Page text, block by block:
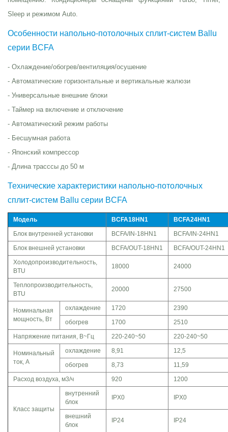
Sleep и режимом Auto.
Особенности напольно-потолочных сплит-систем Ballu
серии BCFA
- Охлаждение/обогрев/вентиляция/осушение
- Автоматические горизонтальные и вертикальные жалюзи
- Универсальные внешние блоки
- Таймер на включение и отключение
- Автоматический режим работы
- Бесшумная работа
- Японский компрессор
- Длина трасссы до 50 м
Технические характеристики напольно-потолочных
сплит-систем Ballu серии BCFA
Модель BCFA­18HN1
BCFA­24HN1
Блок внутренней установки
BCFA/IN­-18HN1
BCFA/IN­-24HN1
Блок внешней установки
BCFA/OUT­-18HN1
BCFA/OUT­-24HN1
Холодопроизводительность,
BTU
18000 24000
Теплопроизводительность,
BTU
20000 27500
Номинальная
мощность, Вт
охлаждение 1720
2390
обогрев
1700
2510
Напряжение питания, В~Гц
220-­240~50 220-­240~50
Номинальный
ток, А
охлаждение 8,91
12,5
обогрев
8,73
11,59
Расход воздуха, м3/ч
920 1200
Класс защиты
внутренний
блок
IPX0 IPX0
внешний
блок
IP24 IP24